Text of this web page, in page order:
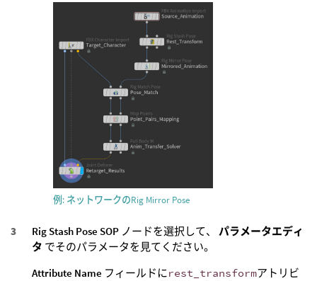
例: ネットワークのRig Mirror Pose
Rig Stash Pose SOP ノードを選択して、 パラメータエディ
タ でそのパラメータを見てください。
Attribute Name フィールドにrest_transformアトリビ